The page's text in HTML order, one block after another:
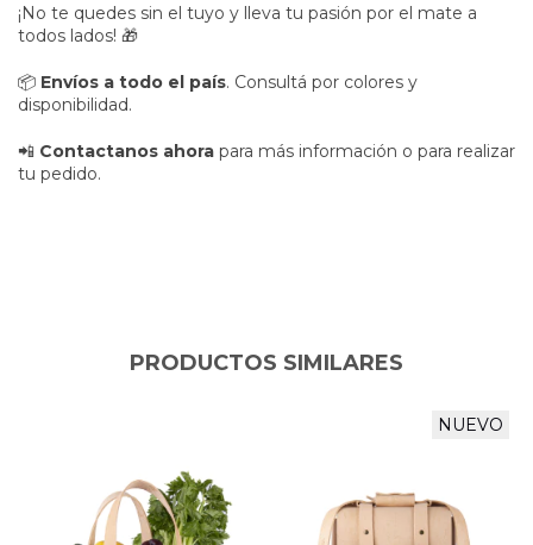
¡No te quedes sin el tuyo y lleva tu pasión por el mate a
todos lados! 🎁
📦 Envíos a todo el país. Consultá por colores y
disponibilidad.
📲 Contactanos ahora para más información o para realizar
tu pedido.
PRODUCTOS SIMILARES
NUEVO